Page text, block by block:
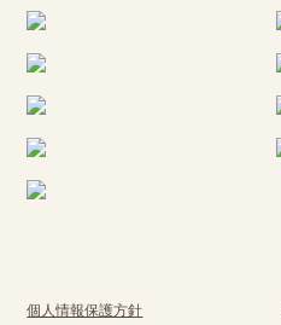
個人情報保護方針